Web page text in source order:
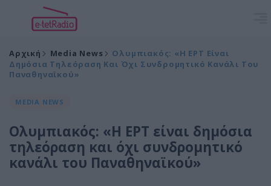
Αρχική Media News
Ολυμπιακός: «Η ΕΡΤ Είναι
Δημόσια Τηλεόραση Και Όχι Συνδρομητικό Κανάλι Του
Παναθηναϊκού»
MEDIA NEWS
Ολυμπιακός: «Η ΕΡΤ είναι δημόσια
τηλεόραση και όχι συνδρομητικό
κανάλι του Παναθηναϊκού»